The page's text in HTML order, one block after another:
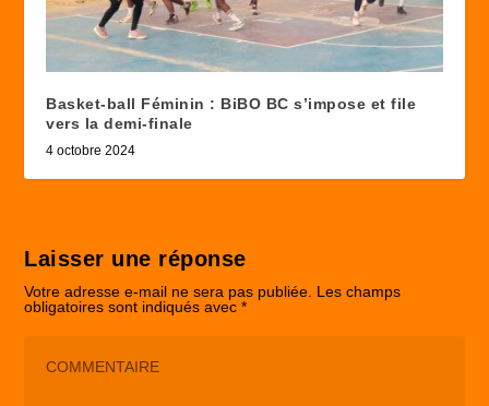
Basket-ball Féminin : BiBO BC s’impose et file
vers la demi-finale
4 octobre 2024
Laisser une réponse
Votre adresse e-mail ne sera pas publiée. Les champs
obligatoires sont indiqués avec*